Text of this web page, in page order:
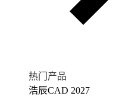
热门产品
浩辰CAD 2027